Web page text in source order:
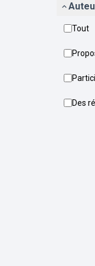
Tout
Des